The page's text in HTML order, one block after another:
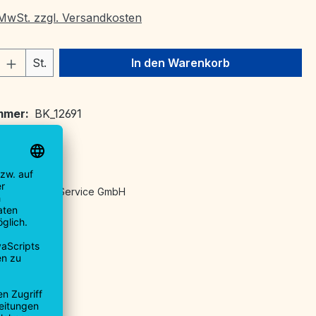
zzgl. Versandkosten
Anzahl: Gib den gewünschten Wert
St. In den Warenkorb
BK_12691
Logistik Service GmbH
7
Voralb